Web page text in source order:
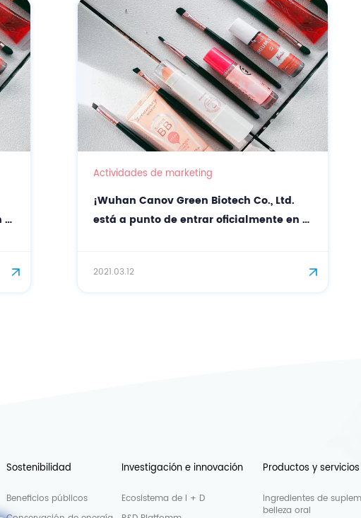
Actividades de marketing
¡Wuhan Canov Green Biotech Co., Ltd.
está a punto de entrar oficialmente en el
2021.03.12
Sostenibilidad
Beneficios públicos
Investigación e innovación
Ecosistema de I + D
Productos y servicios
Ingredientes de
belleza oral